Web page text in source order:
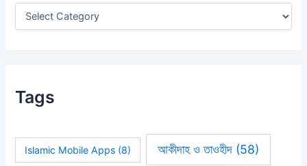
Tags
Islamic Mobile Apps (8) আকীদাহ ও তাওহীদ(58)